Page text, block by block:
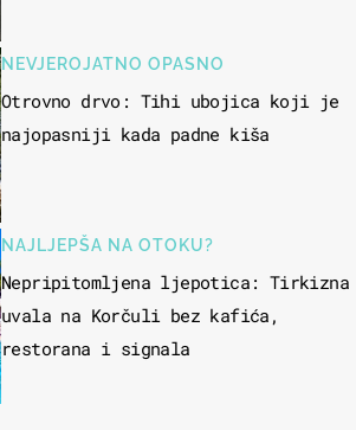
NEVJEROJATNO OPASNO
Otrovno drvo: Tihi ubojica koji je
najopasniji kada padne kiša
NAJLJEPŠA NA OTOKU?
Nepripitomljena ljepotica: Tirkizna
uvala na Korčuli bez kafića,
restorana i signala